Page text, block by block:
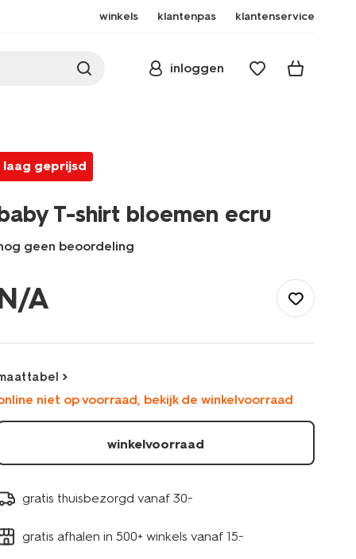
winkels klantenpas klantenservice
inloggen
laag geprijsd
T-shirt bloemen ecru
geen beoordeling
shirt-
blouses/baby-
A
niet op voorraad, bekijk de winkelvoorraad
winkelvoorraad
gratis thuisbezorgd vanaf 30.-
gratis afhalen in 500+ winkels vanaf 15.-